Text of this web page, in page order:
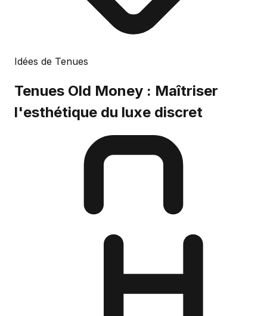
Idées de Tenues
Tenues Old Money : Maîtriser
l'esthétique du luxe discret